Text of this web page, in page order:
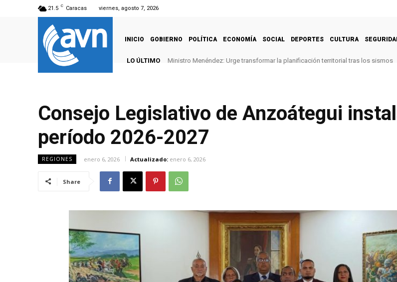
21.5 C Caracas viernes, agosto 7, 2026
INICIO GOBIERNO POLÍTICA ECONOMÍA SOCIAL DEPORTES CULTURA
LO ÚLTIMO Ministro Menéndez: Urge transformar la planificación territorial tras los sismos
Consejo Legislativo de Anzoátegui
período 2026-2027
REGIONES enero 6, 2026 Actualizado: enero 6, 2026
Share